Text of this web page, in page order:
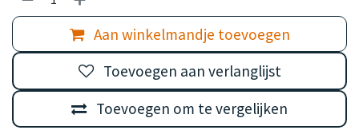
Aan winkelmandje toevoegen
Toevoegen om te vergelijken
Toevoegen aan verlanglijst